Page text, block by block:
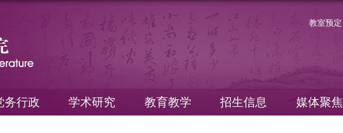
教室预定
务行政 学术研究 教育教学 招生信息 媒体聚焦